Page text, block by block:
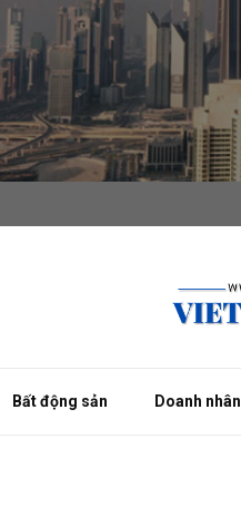
Bất động sản Doanh nhân